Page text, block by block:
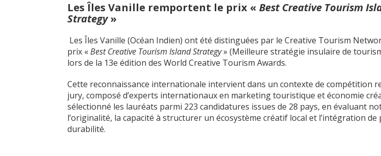
Les Îles Vanille remportent le prix « Best Creative Tourism
Strategy»
Les Îles Vanille (Océan Indien) ont été distinguées par le Creative Tourism
prix «Best Creative Tourism Island Strategy» (Meilleure stratégie insulaire de
lors de la 13e édition des World Creative Tourism Awards.
Cette reconnaissance internationale intervient dans un contexte de compétition
jury, composé d’experts internationaux en marketing touristique et économie
sélectionné les lauréats parmi 223 candidatures issues de 28 pays, en évaluant
l’originalité, la capacité à structurer un écosystème créatif local et l’intégration de
durabilité.